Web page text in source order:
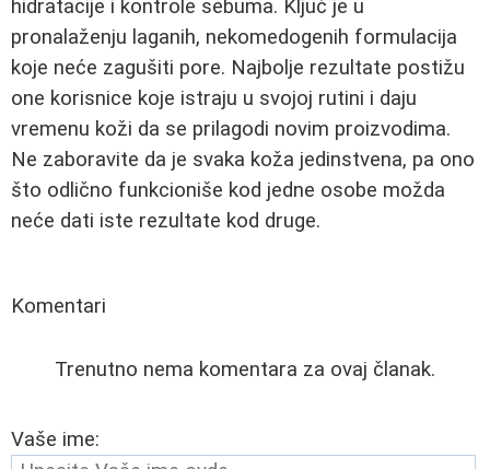
hidratacije i kontrole sebuma. Ključ je u
pronalaženju laganih, nekomedogenih formulacija
koje neće zagušiti pore. Najbolje rezultate postižu
one korisnice koje istraju u svojoj rutini i daju
vremenu koži da se prilagodi novim proizvodima.
Ne zaboravite da je svaka koža jedinstvena, pa ono
što odlično funkcioniše kod jedne osobe možda
neće dati iste rezultate kod druge.
Komentari
Trenutno nema komentara za ovaj članak.
Vaše ime: